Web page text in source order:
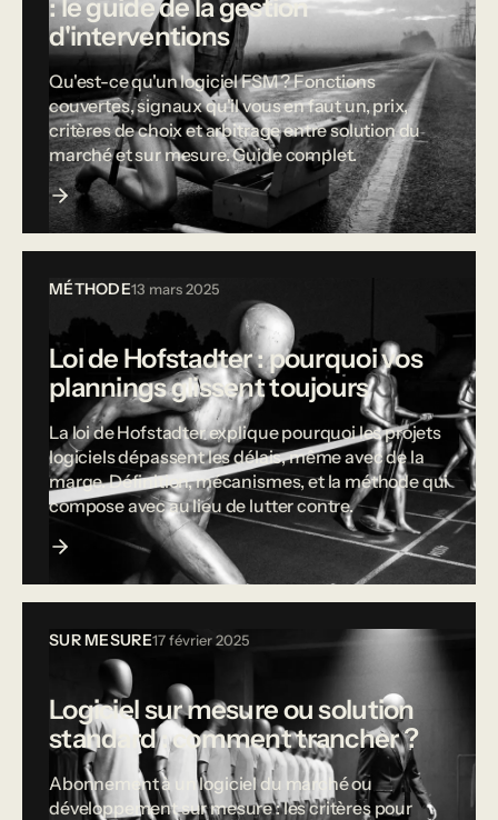
: le guide de la gestion
d'interventions
Qu'est-ce qu'un logiciel FSM ? Fonctions
couvertes, signaux qu'il vous en faut un, prix,
critères de choix et arbitrage entre solution du
marché et sur mesure. Guide complet.
MÉTHODE13 mars 2025
Loi de Hofstadter : pourquoi vos
plannings glissent toujours
La loi de Hofstadter explique pourquoi les projets
logiciels dépassent les délais, même avec de la
marge. Définition, mécanismes, et la méthode qui
compose avec au lieu de lutter contre.
SUR MESURE17 février 2025
Logiciel sur mesure ou solution
standard : comment trancher ?
Abonnement à un logiciel du marché ou
développement sur mesure : les critères pour